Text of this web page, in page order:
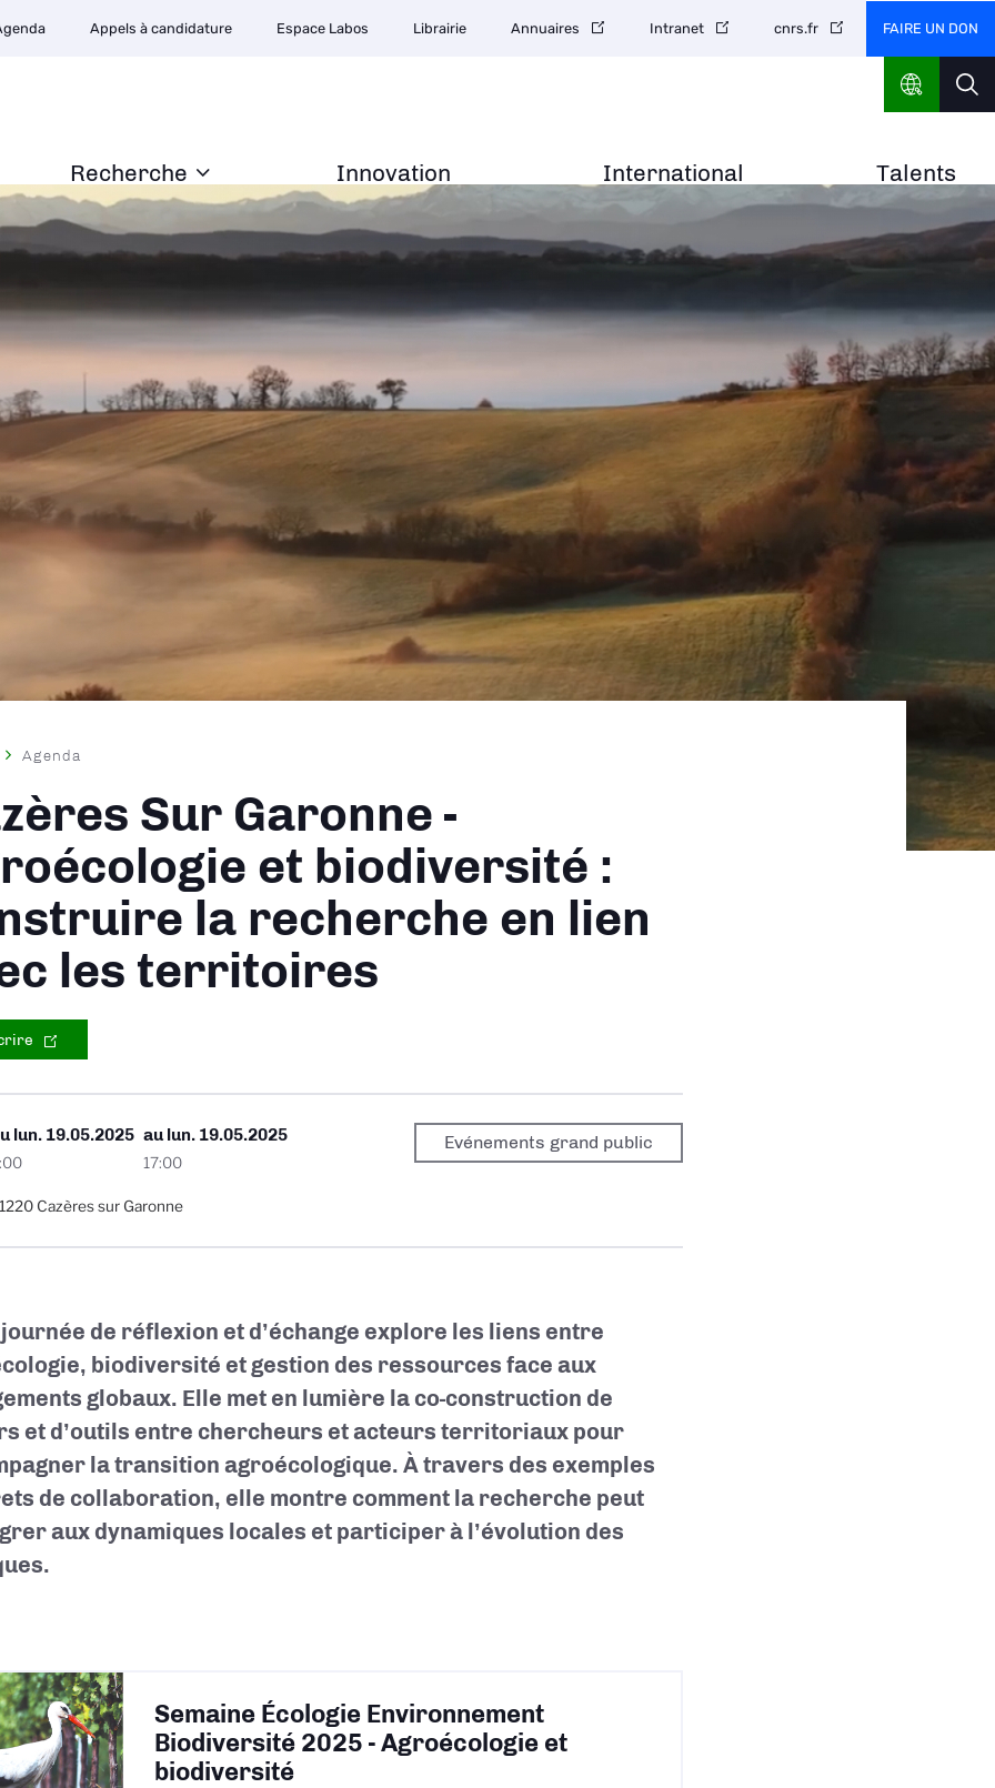
Recherche Innovation International Talents
Appels à candidature Espace Labos Librairie Annuaires Intranet cnrs.fr FAIRE UN DON
Agenda
Sur Garonne -
et biodiversité :
la recherche en lien
les territoires
lun. 19.05.2025 au lun. 19.05.2025
17:00
Cazères sur Garonne
Evénements grand public
de réflexion et d’échange explore les liens entre
biodiversité et gestion des ressources face aux
globaux. Elle met en lumière la co-construction de
et d’outils entre chercheurs et acteurs territoriaux pour
la transition agroécologique. À travers des exemples
de collaboration, elle montre comment la recherche peut
aux dynamiques locales et participer à l’évolution des
Semaine Écologie Environnement
Biodiversité 2025 - Agroécologie et
biodiversité